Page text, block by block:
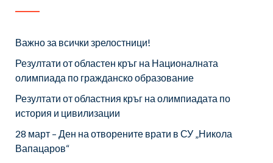
Важно за всички зрелостници!
Резултати от областен кръг на Националната
олимпиада по гражданско образование
Резултати от областния кръг на олимпиадата по
история и цивилизации
28 март – Ден на отворените врати в СУ „Никола
Вапацаров“